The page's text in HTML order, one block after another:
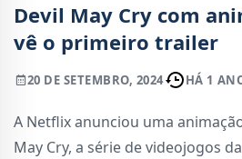
Devil May Cry com
vê o primeiro trailer
20 DE SETEMBRO, 2024 HÁ 1
A Netflix anunciou uma
May Cry, a série de videojogos